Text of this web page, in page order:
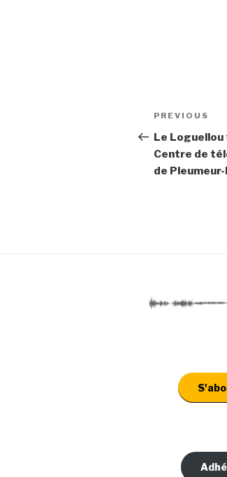
Post
Previous
Post
PREVIOUS
Le
Centre de
de